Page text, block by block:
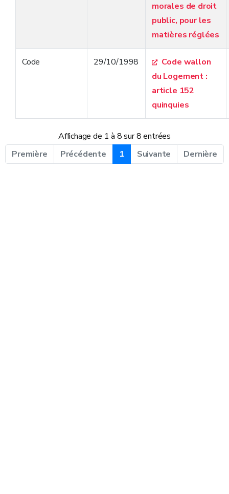
morales de droit
public, pour les
matières réglées
Code 29/10/1998
Code wallon
du Logement :
article 152
quinquies
Affichage de 1 à 8 sur 8 entrées
Première
Précédente 1 Suivante Dernière